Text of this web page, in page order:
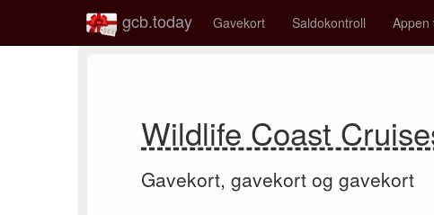
gcb.today Gavekort Saldokontroll Appen
Wildlife Coast
Gavekort, gavekort og gavekort